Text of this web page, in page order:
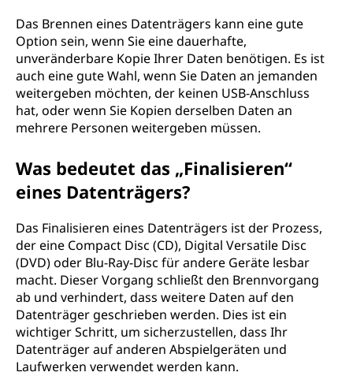
Das Brennen eines Datenträgers kann eine gute
Option sein, wenn Sie eine dauerhafte,
unveränderbare Kopie Ihrer Daten benötigen. Es ist
auch eine gute Wahl, wenn Sie Daten an jemanden
weitergeben möchten, der keinen USB-Anschluss
hat, oder wenn Sie Kopien derselben Daten an
mehrere Personen weitergeben müssen.
Was bedeutet das „Finalisieren“
eines Datenträgers?
Das Finalisieren eines Datenträgers ist der Prozess,
der eine Compact Disc (CD), Digital Versatile Disc
(DVD) oder Blu-Ray-Disc für andere Geräte lesbar
macht. Dieser Vorgang schließt den Brennvorgang
ab und verhindert, dass weitere Daten auf den
Datenträger geschrieben werden. Dies ist ein
wichtiger Schritt, um sicherzustellen, dass Ihr
Datenträger auf anderen Abspielgeräten und
Laufwerken verwendet werden kann.